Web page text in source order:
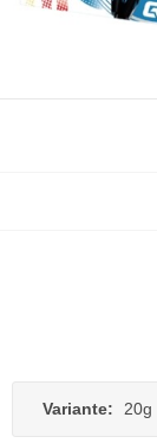
Variante: 20g